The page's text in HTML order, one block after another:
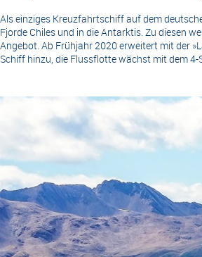
Als einziges Kreuzfahrtschiff auf dem
Fjorde Chiles und in die Antarktis. Zu diesen
Angebot. Ab Frühjahr 2020 erweitert mit der
Schiff hinzu, die Flussflotte wächst mit dem 4-